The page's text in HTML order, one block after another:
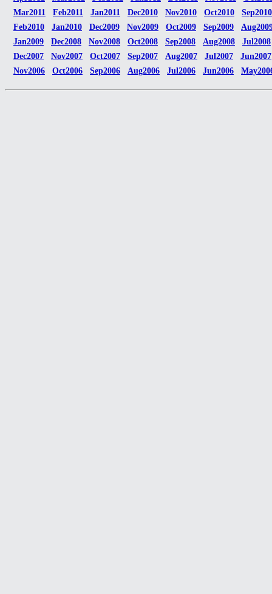
Mar2011
Feb2011 Jan2011 Dec2010 Nov2010 Oct2010
Sep2010
Feb2010
Jan2010 Dec2009 Nov2009 Oct2009 Sep2009
Jan2009
Dec2008 Nov2008 Oct2008 Sep2008 Aug2008
Jul2008
Dec2007
Nov2007 Oct2007 Sep2007 Aug2007 Jul2007
Jun2007
Nov2006
Oct2006 Sep2006 Aug2006 Jul2006 Jun2006